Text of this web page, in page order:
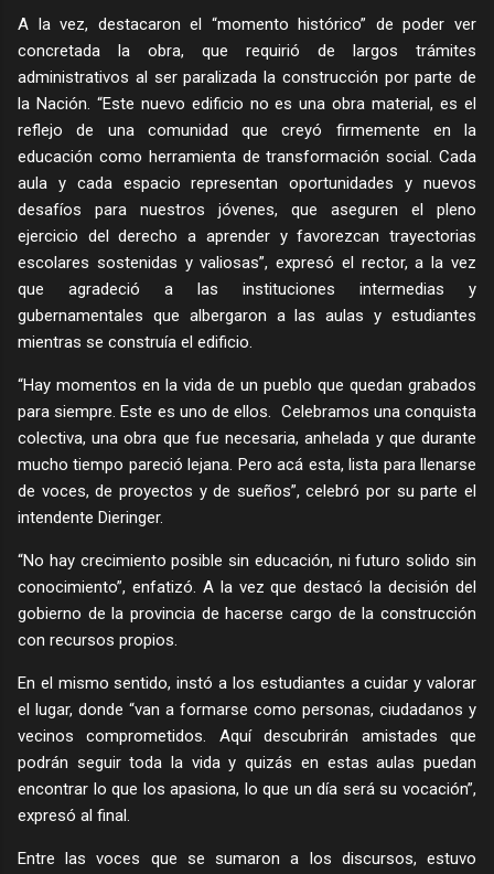
A la vez, destacaron el “momento histórico” de poder ver
concretada la obra, que requirió de largos trámites
administrativos al ser paralizada la construcción por parte de
la Nación. “Este nuevo edificio no es una obra material, es el
reflejo de una comunidad que creyó firmemente en la
educación como herramienta de transformación social. Cada
aula y cada espacio representan oportunidades y nuevos
desafíos para nuestros jóvenes, que aseguren el pleno
ejercicio del derecho a aprender y favorezcan trayectorias
escolares sostenidas y valiosas”, expresó el rector, a la vez
que agradeció a las instituciones intermedias y
gubernamentales que albergaron a las aulas y estudiantes
mientras se construía el edificio.
“Hay momentos en la vida de un pueblo que quedan grabados
para siempre. Este es uno de ellos. Celebramos una conquista
colectiva, una obra que fue necesaria, anhelada y que durante
mucho tiempo pareció lejana. Pero acá esta, lista para llenarse
de voces, de proyectos y de sueños”, celebró por su parte el
intendente Dieringer.
“No hay crecimiento posible sin educación, ni futuro solido sin
conocimiento”, enfatizó. A la vez que destacó la decisión del
gobierno de la provincia de hacerse cargo de la construcción
con recursos propios.
En el mismo sentido, instó a los estudiantes a cuidar y valorar
el lugar, donde “van a formarse como personas, ciudadanos y
vecinos comprometidos. Aquí descubrirán amistades que
podrán seguir toda la vida y quizás en estas aulas puedan
encontrar lo que los apasiona, lo que un día será su vocación”,
expresó al final.
Entre las voces que se sumaron a los discursos, estuvo